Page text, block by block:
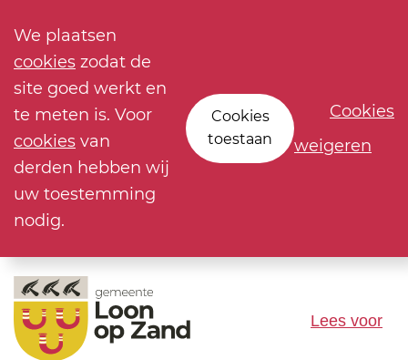
We plaatsen
cookies zodat de
site goed werkt en
te meten is. Voor
cookies van
derden hebben wij
uw toestemming
nodig.
Cookies
toestaan
Cookies
weigeren
Lees voor